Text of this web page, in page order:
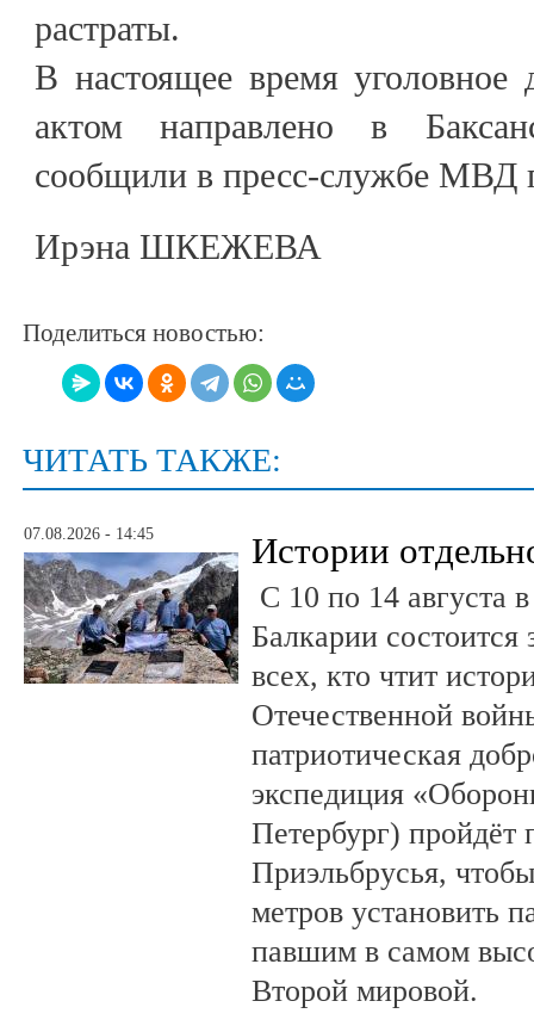
растраты.
В настоящее время уголовное
актом направлено в
сообщили в пресс-службе МВД
Ирэна ШКЕЖЕВА
Поделиться новостью:
ЧИТАТЬ ТАКЖЕ:
07.08.2026 - 14:45 Истории
С 10 по 14 августа
Балкарии состоится
всех, кто чтит
Отечественной
патриотическая
экспедиция
Петербург) пройдёт
Приэльбрусья,
метров установить
павшим в самом
Второй мировой.